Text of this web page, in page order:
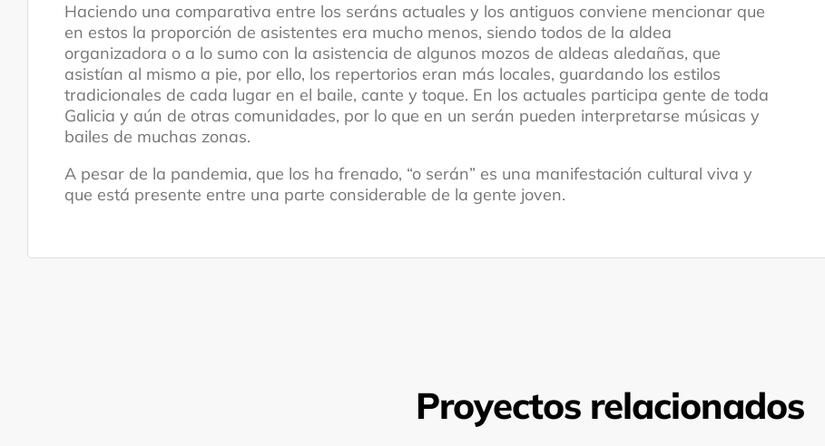
Haciendo una comparativa entre los seráns actuales y los antiguos conviene mencionar que
en estos la proporción de asistentes era mucho menos, siendo todos de la aldea
organizadora o a lo sumo con la asistencia de algunos mozos de aldeas aledañas, que
asistían al mismo a pie, por ello, los repertorios eran más locales, guardando los estilos
tradicionales de cada lugar en el baile, cante y toque. En los actuales participa gente de toda
Galicia y aún de otras comunidades, por lo que en un serán pueden interpretarse músicas y
bailes de muchas zonas.
A pesar de la pandemia, que los ha frenado, “o serán” es una manifestación cultural viva y
que está presente entre una parte considerable de la gente joven.
Proyectos relacionados